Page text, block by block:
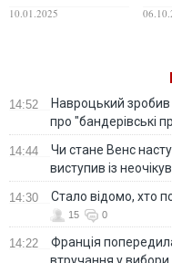
ультраправої партії
10.01.2025
14:52
Навроцький зробив
про "бандерівські
14:44
Чи стане Венс
виступив із
14:30 Стало відомо, хто
15 0
14:22
Франція